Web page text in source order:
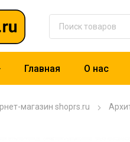
Главная О нас
магазин shoprs.ru